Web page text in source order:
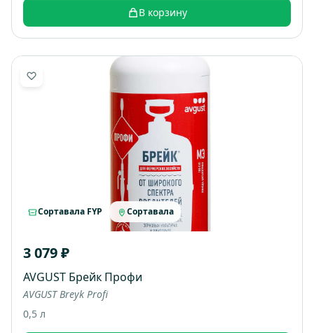
В корзину
Сортавала FYP Сортавала
3 079 ₽
AVGUST Брейк Профи
AVGUST Breyk Profi
0,5 л